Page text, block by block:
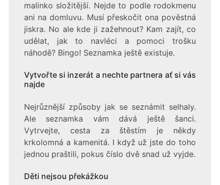
malinko složitější. Nejde to podle rodokmenu
ani na domluvu. Musí přeskočit ona pověstná
jiskra. No ale kde ji zažehnout? Kam zajít, co
udělat, jak to navléci a pomoci trošku
náhodě? Bingo! Seznamka ještě existuje.
Vytvořte si inzerát a nechte partnera ať si vás
najde
Nejrůznější způsoby jak se seznámit selhaly.
Ale seznamka vám dává ještě šanci.
Vytrvejte, cesta za štěstím je někdy
krkolomná a kamenitá. I když už jste do toho
jednou praštili, pokus číslo dvě snad už vyjde.
Děti nejsou překážkou